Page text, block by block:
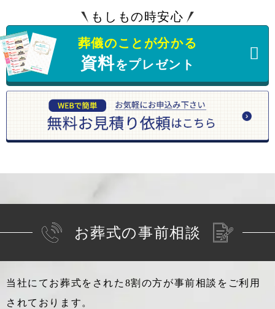
もしもの時安心
葬儀のことが分かる
資料をプレゼント
お葬式の事前相談
当社にてお葬式をされた8割の方が事前相談をご利用
されております。